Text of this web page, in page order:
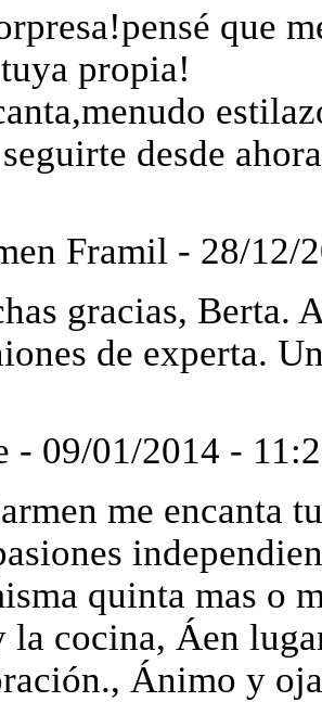
que
propia!
desde
Framil - 28/12/
gracias, Berta.
de experta.
- 09/01/2014 -
me encanta
quinta mas o
la cocina, Áen
Ánimo y